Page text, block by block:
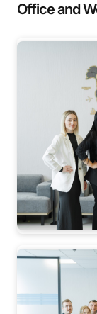
Office and